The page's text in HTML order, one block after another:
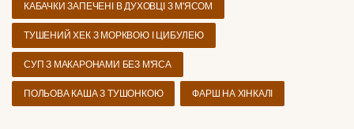
КАБАЧКИ ЗАПЕЧЕНІ В ДУХОВЦІ З М'ЯСОМ
ТУШЕНИЙ ХЕК З МОРКВОЮ І ЦИБУЛЕЮ
СУП З МАКАРОНАМИ БЕЗ М'ЯСА
ПОЛЬОВА КАША З ТУШОНКОЮ ФАРШ НА ХІНКАЛІ